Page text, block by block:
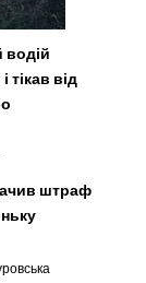
водій
тікав від
штраф